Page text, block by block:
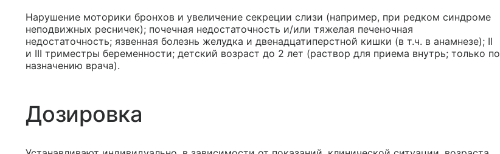
Нарушение моторики бронхов и увеличение секреции слизи (например, при редком синдроме
неподвижных ресничек); почечная недостаточность и/или тяжелая печеночная
недостаточность; язвенная болезнь желудка и двенадцатиперстной кишки (в т.ч. в анамнезе); II
и III триместры беременности; детский возраст до 2 лет (раствор для приема внутрь; только по
назначению врача).
Дозировка